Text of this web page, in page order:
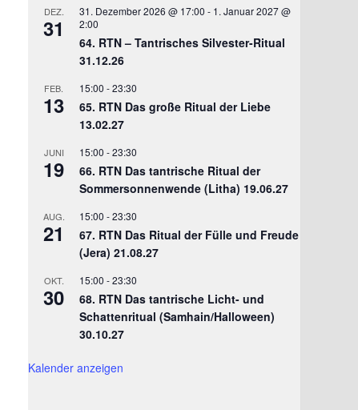
DEZ.
31
31. Dezember 2026 @ 17:00 - 1. Januar 2027 @
2:00
64. RTN – Tantrisches Silvester-Ritual
31.12.26
FEB.
13
15:00 -23:30
65. RTN Das große Ritual der Liebe
13.02.27
JUNI
19
15:00 -23:30
66. RTN Das tantrische Ritual der
Sommersonnenwende (Litha) 19.06.27
AUG.
21
15:00 -23:30
67. RTN Das Ritual der Fülle und Freude
(Jera) 21.08.27
OKT.
30
15:00 -23:30
68. RTN Das tantrische Licht- und
Schattenritual (Samhain/Halloween)
30.10.27
Kalender anzeigen